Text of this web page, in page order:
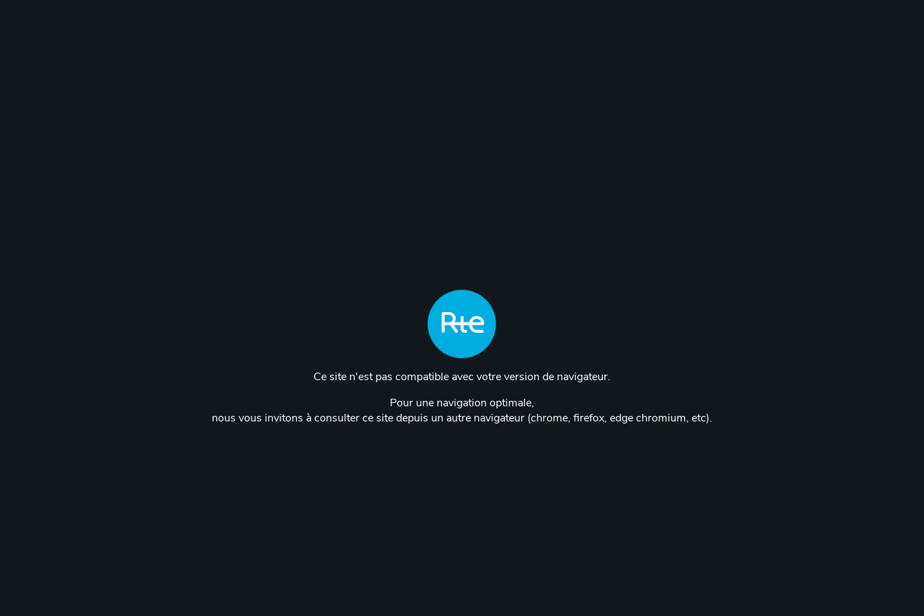
Ce site n'est pas compatible avec votre version de navigateur.
Pour une navigation optimale,
nous vous invitons à consulter ce site depuis un autre navigateur (chrome, firefox, edge chromium, etc).